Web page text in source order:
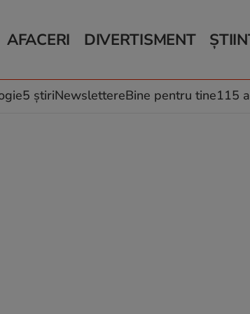
AFACERI
Auto
Locuri de muncă
DIVERTISMENT
Horoscop
Muzică și Filme
5 știriNewslettereBine pentru tine115